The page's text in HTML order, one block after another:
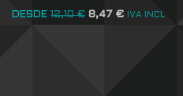
DESDE 12,10€ 8,47 € IVA INCL